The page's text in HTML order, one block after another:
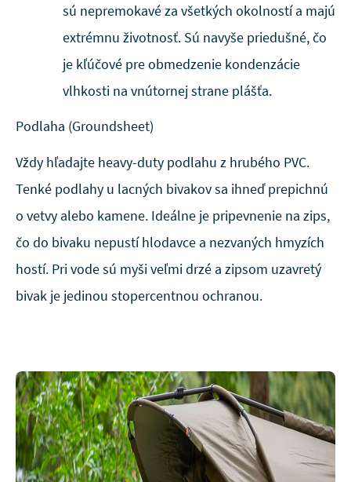
sú nepremokavé za všetkých okolností a majú
extrémnu životnosť. Sú navyše priedušné, čo
je kľúčové pre obmedzenie kondenzácie
vlhkosti na vnútornej strane plášťa.
Podlaha (Groundsheet)
Vždy hľadajte heavy-duty podlahu z hrubého PVC.
Tenké podlahy u lacných bivakov sa ihneď prepichnú
o vetvy alebo kamene. Ideálne je pripevnenie na zips,
čo do bivaku nepustí hlodavce a nezvaných hmyzích
hostí. Pri vode sú myši veľmi drzé a zipsom uzavretý
bivak je jedinou stopercentnou ochranou.